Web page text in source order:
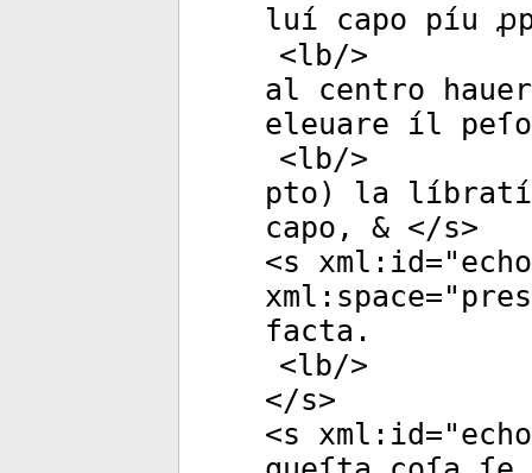
luí capo píu
<lb/>
al centro
eleuare íl
<lb/>
pto) la
capo, & </s>
<s xml:id="
xml:space="
facta.
<lb/>
</s>
<s xml:id="